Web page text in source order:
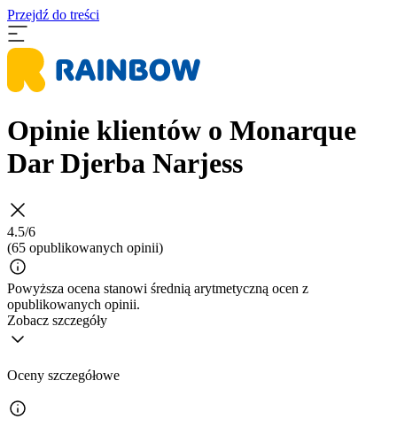
Przejdź do treści
Opinie klientów o Monarque
Dar Djerba Narjess
4.5/6
(65 opublikowanych opinii)
Powyższa ocena stanowi średnią arytmetyczną ocen z
opublikowanych opinii.
Zobacz szczegóły
Oceny szczegółowe